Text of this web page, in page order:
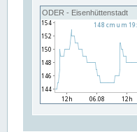
ODER - Eisenhüttenstadt